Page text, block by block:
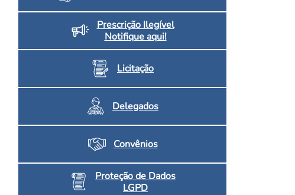
Prescrição Ilegível
Notifique aqui!
Licitação
Delegados
Convênios
Proteção de Dados
LGPD